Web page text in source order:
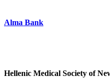
Alma Bank
Hellenic Medical Society of